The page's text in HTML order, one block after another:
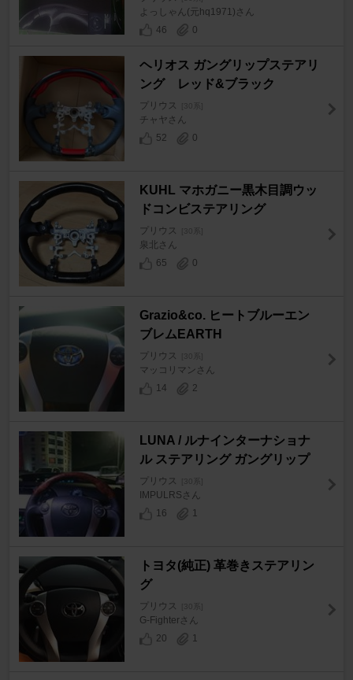
よっしゃん(元hq1971)さん
46
0
ヘリオス ガングリップステアリ
ング レッド&ブラック
プリウス [30系]
チャヤさん
52
0
KUHL マホガニー黒木目調ウッ
ドコンビステアリング
プリウス [30系]
泉北さん
65
0
Grazio&co. ヒートブルーエン
ブレムEARTH
プリウス [30系]
マッコリマンさん
14
2
LUNA / ルナインターナショナ
ル ステアリング ガングリップ
プリウス [30系]
IMPULRSさん
16
1
トヨタ(純正) 革巻きステアリン
グ
プリウス [30系]
G-Fighterさん
20
1